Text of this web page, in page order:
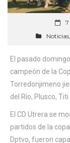
Noticias,
El pasado
campeón de la
Torredonjimeno
del Río, Plusco,
El CD Utrera se
partidos de la
Dptvo, fueron